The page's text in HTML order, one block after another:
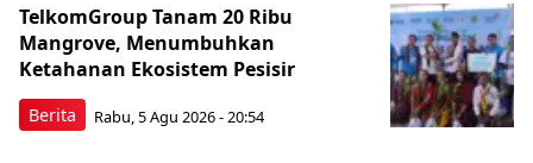
Berita
TelkomGroup Tanam 20 Ribu
Mangrove, Menumbuhkan
Ketahanan Ekosistem Pesisir
Rabu, 5 Agu 2026 - 20:54